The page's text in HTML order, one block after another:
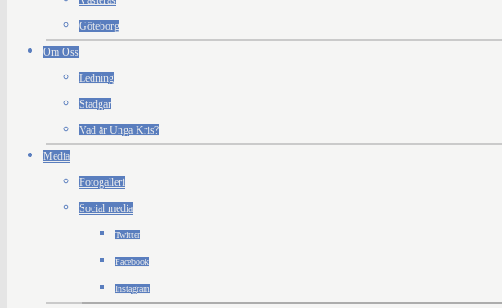
Göteborg
Om Oss
Ledning
Stadgar
Vad är Unga Kris?
Media
Fotogalleri
Social media
Twitter
Facebook
Instagram